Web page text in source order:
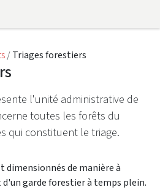
Triages forestiers
l'unité administrative de
toutes les forêts du
qui constituent le triage.
dimensionnés de manière à
garde forestier à temps plein.